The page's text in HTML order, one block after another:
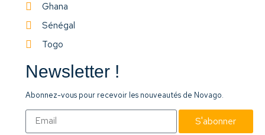
Ghana
Sénégal
Togo
Newsletter !
Abonnez-vous pour recevoir les nouveautés de Novago.
S'abonner